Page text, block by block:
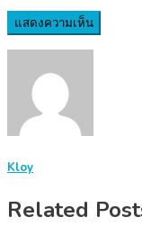
Kloy
Related